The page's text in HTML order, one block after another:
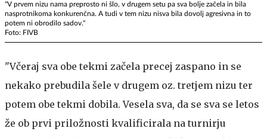
"V prvem nizu nama preprosto ni šlo, v drugem setu pa sva bolje začela in bila
nasprotnikoma konkurenčna. A tudi v tem nizu nisva bila dovolj agresivna in to
potem ni obrodilo sadov."
Foto: FIVB
"Včeraj sva obe tekmi začela precej zaspano in se
nekako prebudila šele v drugem oz. tretjem nizu ter
potem obe tekmi dobila. Vesela sva, da se sva se letos
že ob prvi priložnosti kvalificirala na turnirju